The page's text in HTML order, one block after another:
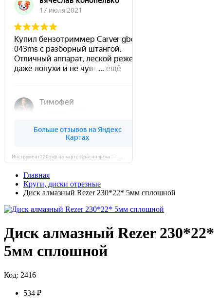
Главная
Круги, диски отрезные
Диск алмазный Rezer 230*22* 5мм сплошной
Диск алмазный Rezer 230*22*
5мм сплошной
Код: 2416
534 ₽